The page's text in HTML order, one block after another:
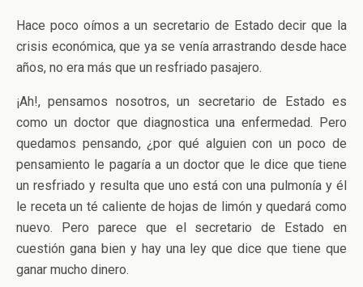
Hace poco oímos a un secretario de Estado decir que la
crisis económica, que ya se venía arrastrando desde hace
años, no era más que un resfriado pasajero.
¡Ah!, pensamos nosotros, un secretario de Estado es
como un doctor que diagnostica una enfermedad. Pero
quedamos pensando, ¿por qué alguien con un poco de
pensamiento le pagaría a un doctor que le dice que tiene
un resfriado y resulta que uno está con una pulmonía y él
le receta un té caliente de hojas de limón y quedará como
nuevo. Pero parece que el secretario de Estado en
cuestión gana bien y hay una ley que dice que tiene que
ganar mucho dinero.